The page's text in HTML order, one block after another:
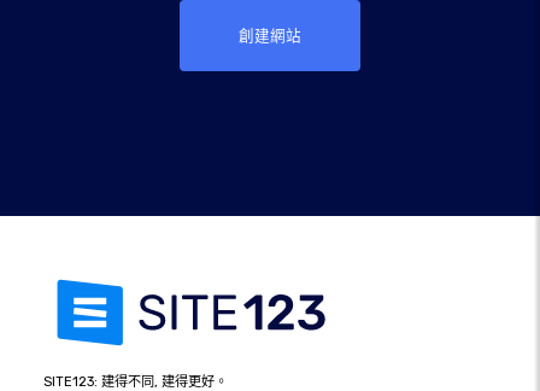
創建網站
SITE123: 建得不同, 建得更好。